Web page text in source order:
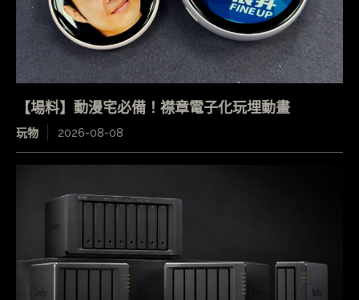
【場料】動漫宅必備！襟章電子化玩埋動畫
玩物 2026-08-08